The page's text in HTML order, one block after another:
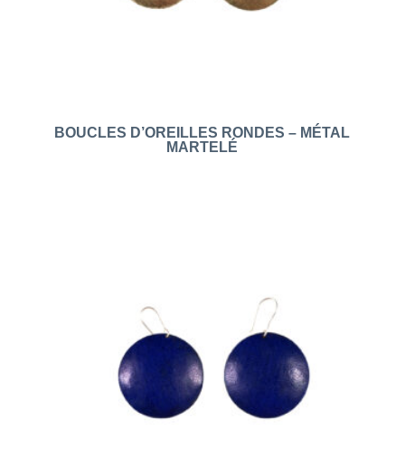
BOUCLES D’OREILLES RONDES – MÉTAL
MARTELÉ